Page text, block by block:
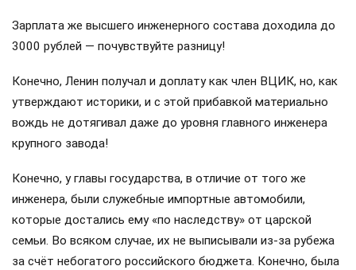
Зарплата же высшего инженерного состава доходила до
3000 рублей — почувствуйте разницу!
Конечно, Ленин получал и доплату как член ВЦИК, но, как
утверждают историки, и с этой прибавкой материально
вождь не дотягивал даже до уровня главного инженера
крупного завода!
Конечно, у главы государства, в отличие от того же
инженера, были служебные импортные автомобили,
которые достались ему «по наследству» от царской
семьи. Во всяком случае, их не выписывали из-за рубежа
за счёт небогатого российского бюджета. Конечно, была